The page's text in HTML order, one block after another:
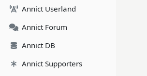
Annict Userland
Annict Forum
Annict DB
Annict Supporters